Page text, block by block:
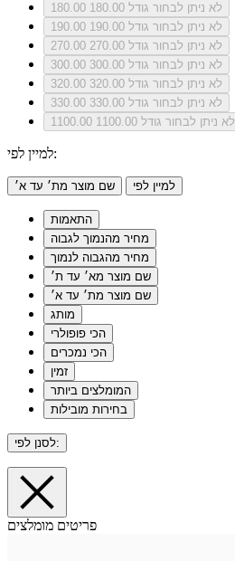
180.00
לא ניתן לבחור גודל 180.00
190.00
לא ניתן לבחור גודל 190.00
270.00
לא ניתן לבחור גודל 270.00
300.00
לא ניתן לבחור גודל 300.00
320.00
לא ניתן לבחור גודל 320.00
330.00
לא ניתן לבחור גודל 330.00
1100.00
לא ניתן לבחור גודל 1100.00
למיין לפי:
שם מוצר מת׳ עד א׳ למיין לפי
התאמות
מחיר מהנמוך לגבוה
מחיר מהגבוה לנמוך
שם מוצר מא׳ עד ת׳
שם מוצר מת׳ עד א׳
מותג
הכי פופולרי
הכי נמכרים
זמין
המומלצים ביותר
בחירות מובילות
לסנן לפי:
פריטים מומלצים